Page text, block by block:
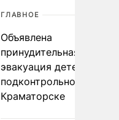
ГЛАВНОЕ
Объявлена
принудительная
эвакуация детей в
подконтрольном Киеву
Краматорске